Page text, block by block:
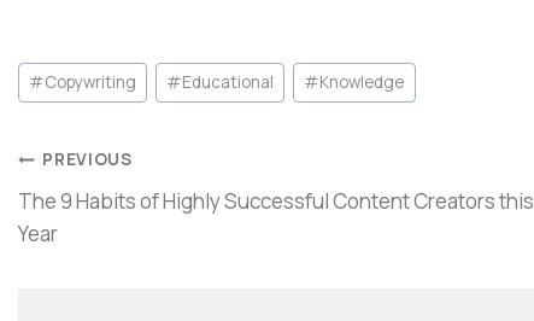
#Copywriting #Educational #Knowledge
PREVIOUS
The 9 Habits of Highly Successful Content Creators this
Year